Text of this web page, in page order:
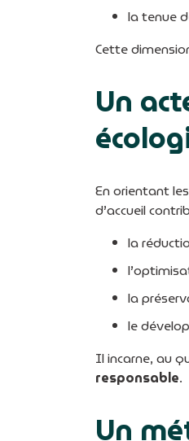
la tenue
Cette
Un
En orientant
d’accueil
la
la
le
Il incarne, au
responsable.
Un